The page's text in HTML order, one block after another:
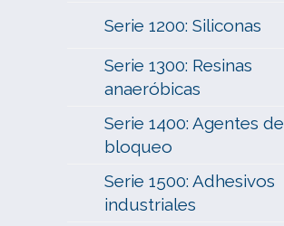
Serie 1200: Siliconas
Serie 1300: Resinas
anaeróbicas
Serie 1400: Agentes de
bloqueo
Serie 1500: Adhesivos
industriales